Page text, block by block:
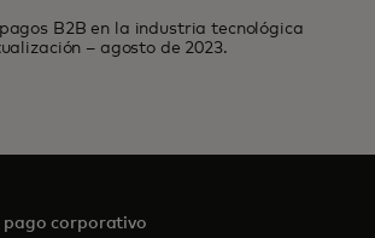
pagos B2B en la industria tecnológica
– agosto de 2023.
pago corporativo